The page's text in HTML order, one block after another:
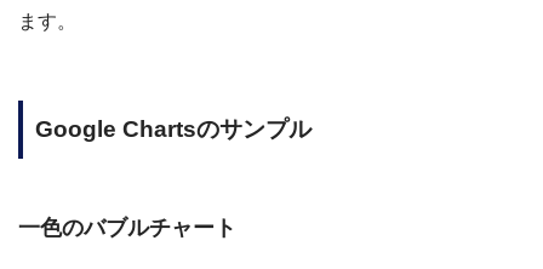
ます。
Google Chartsのサンプル
一色のバブルチャート